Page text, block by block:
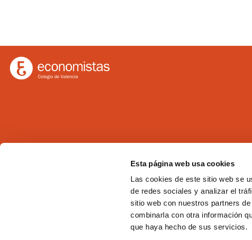
Esta página web usa cookies
Las cookies de este sitio web se
de redes sociales y analizar el
sitio web con nuestros partners
combinarla con otra información
que haya hecho de sus servicios.
Ilustre Colegio de Economistas de Valencia
El
Aula
Club